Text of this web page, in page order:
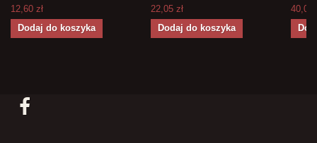
12,60 zł
Dodaj do koszyka
22,05 zł
Dodaj do koszyka
40,00